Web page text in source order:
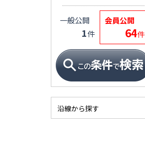
会員公開
64件
一般公開
1件
沿線から探す